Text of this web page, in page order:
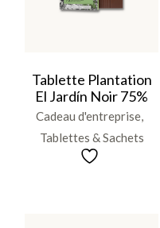
Tablette Plantation
El Jardín Noir 75%
Cadeau d'entreprise
Tablettes & Sachets